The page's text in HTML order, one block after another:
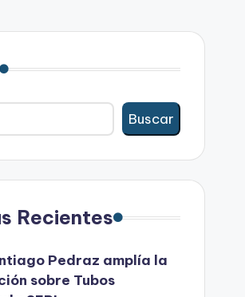
Buscar
Recientes
Pedraz amplía la
sobre Tubos